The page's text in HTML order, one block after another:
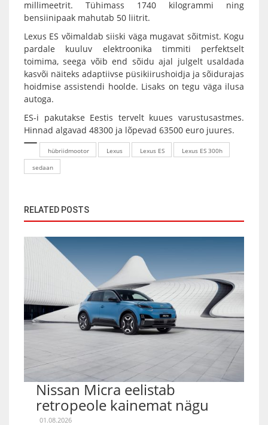
millimeetrit. Tühimass 1740 kilogrammi ning
bensiinipaak mahutab 50 liitrit.
Lexus ES võimaldab siiski väga mugavat sõitmist. Kogu
pardale kuuluv elektroonika timmiti perfektselt
toimima, seega võib end sõidu ajal julgelt usaldada
kasvõi näiteks adaptiivse püsikiirushoidja ja sõidurajas
hoidmise assistendi hoolde. Lisaks on tegu väga ilusa
autoga.
ES-i pakutakse Eestis tervelt kuues varustusastmes.
Hinnad algavad 48300 ja lõpevad 63500 euro juures.
hübriidmootor Lexus Lexus ES
Lexus ES 300h
sedaan
RELATED POSTS
Nissan Micra eelistab
retropeole kainemat nägu
01.08.2026